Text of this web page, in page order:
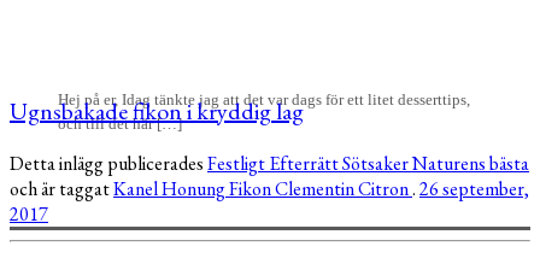
Hej på er, Idag tänkte jag att det var dags för ett litet desserttips,
och till det här […]
Ugnsbakade fikon i kryddig lag
Detta inlägg publiceradesFestligtEfterrättSötsakerNaturens bästa
och är taggatKanelHonungFikonClementinCitron.26 september,
2017